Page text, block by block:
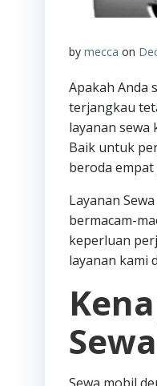
by mecca on
Apakah Anda
terjangkau
layanan sewa
Baik untuk
beroda
Layanan
bermacam-
keperluan
layanan kami